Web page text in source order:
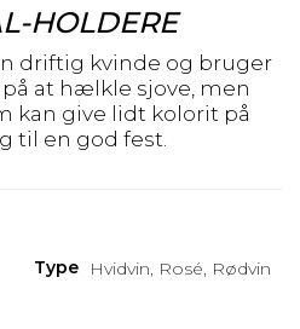
HOLDERE
driftig kvinde og bruger
at hælkle sjove, men
kan give lidt kolorit på
til en god fest.
Type Hvidvin, Rosé, Rødvin